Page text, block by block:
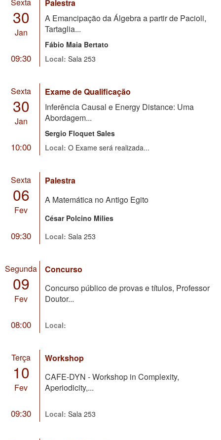
30
Jan
09:30
Palestra
A Emancipação da Álgebra a partir de Pacioli,
Tartaglia...
Fábio Maia Bertato
Local: Sala 253
Sexta
30
Jan
10:00
Exame de Qualificação
Inferência Causal e Energy Distance: Uma
Abordagem...
Sergio Floquet Sales
Local: O Exame será realizada...
Sexta
06
Fev
09:30
Palestra
A Matemática no Antigo Egito
César Polcino Milies
Local: Sala 253
Segunda
09
Fev
08:00
Concurso
Concurso público de provas e títulos, Professor
Doutor...
Local:
Terça
10
Fev
09:30
Workshop
CAFE-DYN - Workshop in Complexity,
Aperiodicity,...
Local: Sala 253